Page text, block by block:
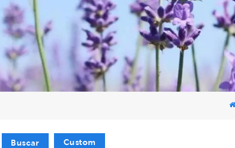
Buscar Custom